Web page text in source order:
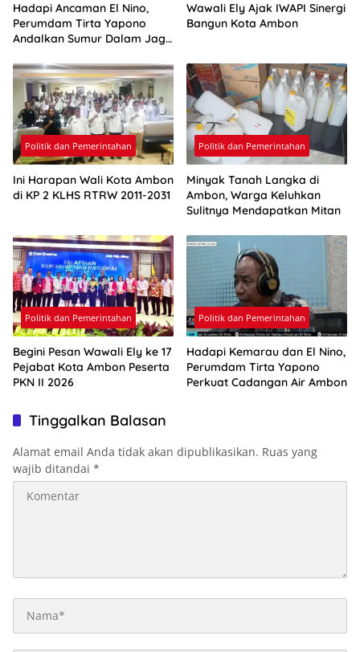
Hadapi Ancaman El Nino,
Perumdam Tirta Yapono
Andalkan Sumur Dalam Jaga
Wawali Ely Ajak IWAPI Sinergi
Bangun Kota Ambon
Politik dan Pemerintahan
Ini Harapan Wali Kota Ambon
di KP 2 KLHS RTRW 2011-2031
Politik dan Pemerintahan
Minyak Tanah Langka di
Ambon, Warga Keluhkan
Sulitnya Mendapatkan Mitan
Politik dan Pemerintahan
Begini Pesan Wawali Ely ke 17
Pejabat Kota Ambon Peserta
PKN II 2026
Politik dan Pemerintahan
Hadapi Kemarau dan El Nino,
Perumdam Tirta Yapono
Perkuat Cadangan Air Ambon
Tinggalkan Balasan
Alamat email Anda tidak akan dipublikasikan. Ruas yang
wajib ditandai *